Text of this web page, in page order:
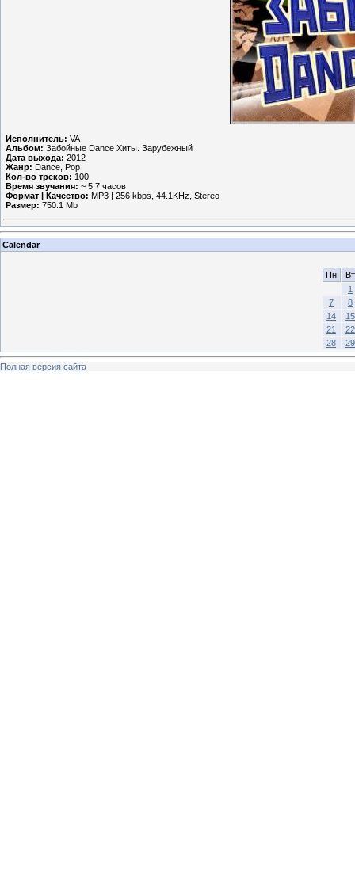
Исполнитель: VA
Альбом: Забойные Dance Хиты. Зарубежный
Дата выхода: 2012
Жанр: Dance, Pop
Кол-во треков: 100
Время звучания: ~ 5.7 часов
Формат | Качество: MP3 | 256 kbps, 44.1KHz, Stereo
Размер: 750.1 Mb
Calendar
Пн
Вт
1
7
8
14
15
21
22
28
29
Полная версия сайта